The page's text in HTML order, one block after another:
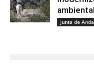
Junta de